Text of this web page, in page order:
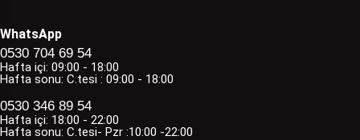
WhatsApp
0530 704 69 54
Hafta içi: 09:00 - 18:00
Hafta sonu: C.tesi : 09:00 - 18:00
0530 346 89 54
Hafta içi: 18:00 - 22:00
Hafta sonu: C.tesi- Pzr :10:00 -22:00